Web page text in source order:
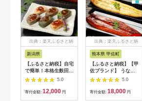
出典：楽天ふるさと納
新潟県
【ふるさと納税】自宅
で簡単！本格生麩田楽
セット（あわ生麩・よ
もぎ生麩・ごま生麩
各1本、田楽みそ
5.0
寄付金額: 12,000 円
出典：楽天ふるさと納
熊本県 甲佐町
【ふるさと納税】【甲
佐ブランド】 うなぎ
の蒲焼き ・白焼きセ
ット 【こうさんもん
認定商品】熊本産 国
5.0
寄付金額: 18,000 円